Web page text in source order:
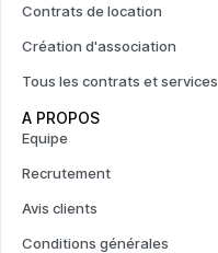
Contrats de location
Création d'association
Tous les contrats et services
A PROPOS
Equipe
Recrutement
Avis clients
Conditions générales